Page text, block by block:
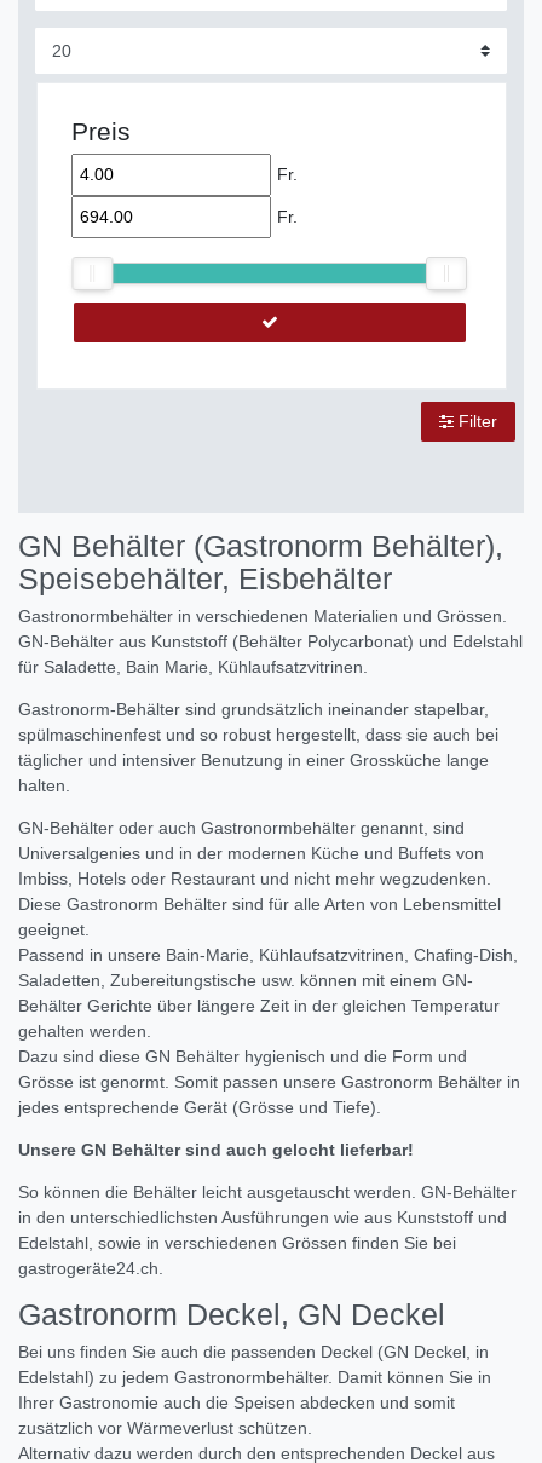
Preis
Fr.
Fr.
Filter
GN Behälter (Gastronorm Behälter),
Speisebehälter, Eisbehälter
Gastronormbehälter in verschiedenen Materialien und Grössen.
GN-Behälter aus Kunststoff (Behälter Polycarbonat) und Edelstahl
für Saladette, Bain Marie, Kühlaufsatzvitrinen.
Gastronorm-Behälter sind grundsätzlich ineinander stapelbar,
spülmaschinenfest und so robust hergestellt, dass sie auch bei
täglicher und intensiver Benutzung in einer Grossküche lange
halten.
GN-Behälter oder auch Gastronormbehälter genannt, sind
Universalgenies und in der modernen Küche und Buffets von
Imbiss, Hotels oder Restaurant und nicht mehr wegzudenken.
Diese Gastronorm Behälter sind für alle Arten von Lebensmittel
geeignet.
Passend in unsere Bain-Marie, Kühlaufsatzvitrinen, Chafing-Dish,
Saladetten, Zubereitungstische usw. können mit einem GN-
Behälter Gerichte über längere Zeit in der gleichen Temperatur
gehalten werden.
Dazu sind diese GN Behälter hygienisch und die Form und
Grösse ist genormt. Somit passen unsere Gastronorm Behälter in
jedes entsprechende Gerät (Grösse und Tiefe).
Unsere GN Behälter sind auch gelocht lieferbar!
So können die Behälter leicht ausgetauscht werden. GN-Behälter
in den unterschiedlichsten Ausführungen wie aus Kunststoff und
Edelstahl, sowie in verschiedenen Grössen finden Sie bei
gastrogeräte24.ch.
Gastronorm Deckel, GN Deckel
Bei uns finden Sie auch die passenden Deckel (GN Deckel, in
Edelstahl) zu jedem Gastronormbehälter. Damit können Sie in
Ihrer Gastronomie auch die Speisen abdecken und somit
zusätzlich vor Wärmeverlust schützen.
Alternativ dazu werden durch den entsprechenden Deckel aus